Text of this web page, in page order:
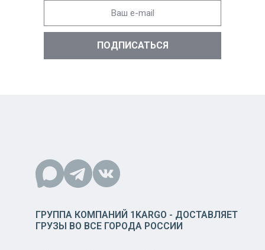
ГРУППА КОМПАНИЙ 1KARGO - ДОСТАВЛЯЕТ
ГРУЗЫ ВО ВСЕ ГОРОДА РОССИИ